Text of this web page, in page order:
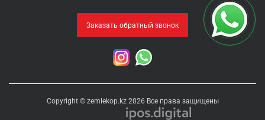
Заказать обратный звонок
Copyright © zemlekop.kz 2026 Все права защищены